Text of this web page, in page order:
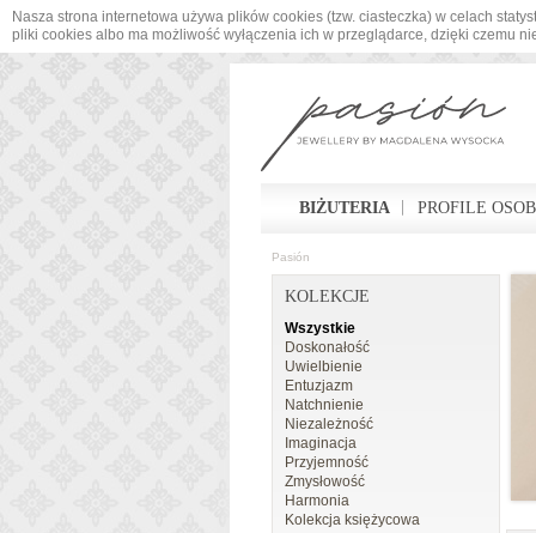
Nasza strona internetowa używa plików cookies (tzw. ciasteczka) w celach
pliki cookies albo ma możliwość wyłączenia ich w przeglądarce, dzięki czemu
BIŻUTERIA PROFILE
Pasión
KOLEKCJE
Wszystkie
Doskonałość
Uwielbienie
Entuzjazm
Natchnienie
Niezależność
Imaginacja
Przyjemność
Zmysłowość
Harmonia
Kolekcja księżycowa